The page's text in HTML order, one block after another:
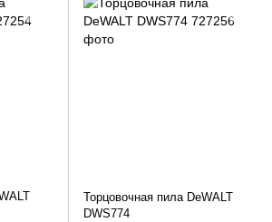
Торцовочная пила DeWALT
DWS774